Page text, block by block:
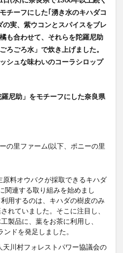
チーフにした｢湧き水のキハダコ
実、紫ウコンとスパイスをブレ
も合わせて、それらを陀羅尼助
ろごろ水」で炊き上げました。
シュな味わいのコーラシロップ
尼助」をモチーフにした奈良県
の里ファーム(以下、ポニーの里
料オウバクが採取できるキハダ
関連する取り組みを始めまし
用するのは、キハダの樹皮のみ
れていました。そこに注目し、
製品に、葉をお茶に利用し、
ドを発足しました。
川村フォレストパワー協議会の
またたびコーラ
愛と美の戦士
郡 腸活
自家製コーラ
高知コーラ
魚沼の里
日々乃コーラ
日清食品
東京コーラ
武蔵小山 歴史
沖縄
金コーラ
炭酸水